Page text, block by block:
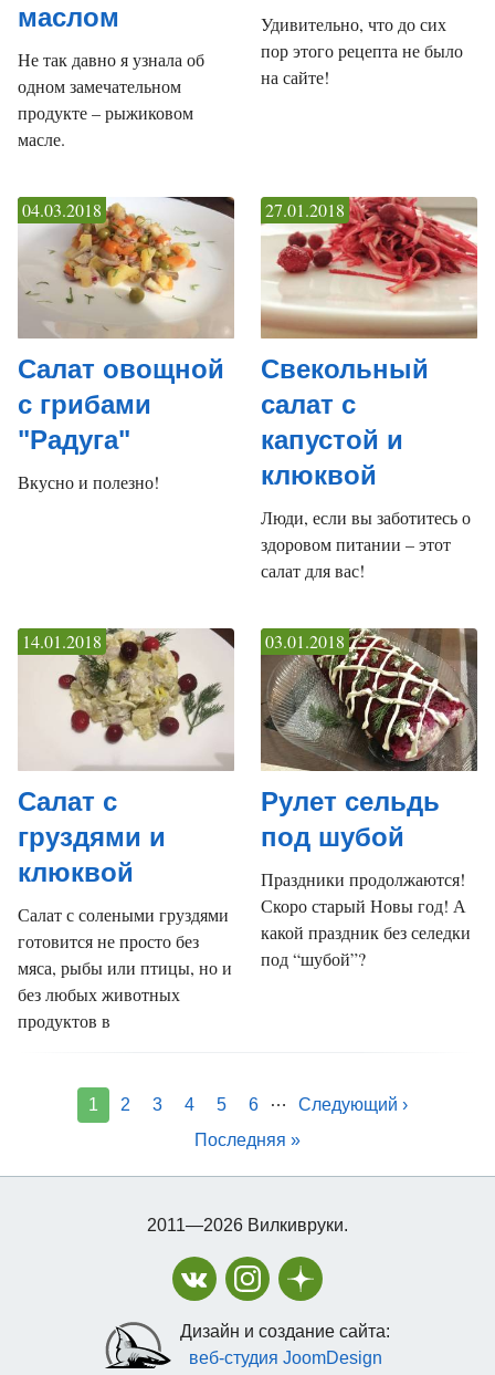
маслом
Не так давно я узнала об
одном замечательном
продукте – рыжиковом
масле.
Удивительно, что до сих
пор этого рецепта не было
на сайте!
Салат овощной
с грибами
"Радуга"
04.03.2018
Вкусно и полезно!
Свекольный
салат с
капустой и
клюквой
27.01.2018
Люди, если вы заботитесь о
здоровом питании – этот
салат для вас!
Салат с
груздями и
клюквой
14.01.2018
Салат с солеными груздями
готовится не просто без
мяса, рыбы или птицы, но и
без любых животных
продуктов в
Рулет сельдь
под шубой
03.01.2018
Праздники продолжаются!
Скоро старый Новы год! А
какой праздник без селедки
под “шубой”?
1 2 3 4 5 6 …
Следующий ›
Последняя »
2011—2026 Вилкивруки.
Дизайн и создание сайта:
веб-студия JoomDesign